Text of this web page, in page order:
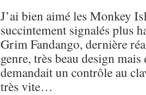
J’ai bien aimé les Monkey
succintement signalés plus
Grim Fandango, dernière
genre, très beau design
demandait un contrôle au
très vite…